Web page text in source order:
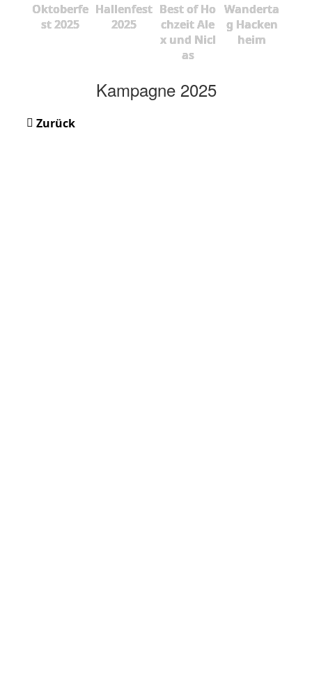
Oktoberfe
st 2025
Hallenfest
2025
Best of Ho
chzeit Ale
x und Nicl
as
Wanderta
g Hacken
heim
Kampagne 2025
Zurück